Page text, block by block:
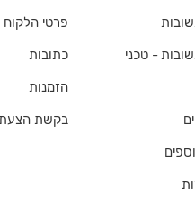
- טכני
פרטי הלקוח
כתובות
הזמנות
בקשת